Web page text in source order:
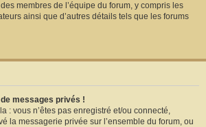
membres de l’équipe du forum, y compris les
ainsi que d’autres détails tels que les forums
messages privés !
: vous n’êtes pas enregistré et/ou connecté,
la messagerie privée sur l’ensemble du forum, ou